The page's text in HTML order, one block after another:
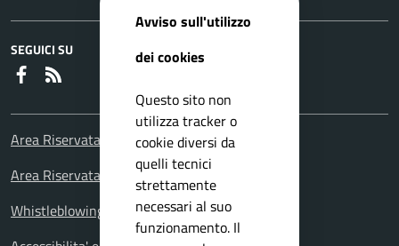
SEGUICI SU
Faceboook
Area Riservata Consiglieri Comunali
Area Riservata Polizia Locale
Whistleblowing – Segnalazioni illeciti
Avviso sull'utilizzo
dei cookies
Questo sito non
utilizza tracker o
cookie diversi da
quelli tecnici
strettamente
necessari al suo
funzionamento. Il